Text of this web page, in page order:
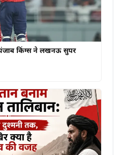
किंग्स ने लखनऊ सुपर